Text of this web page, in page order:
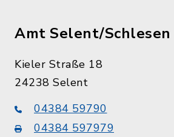
Amt Selent/Schlesen
Kieler Straße 18
24238 Selent
04384 59790
04384 597979